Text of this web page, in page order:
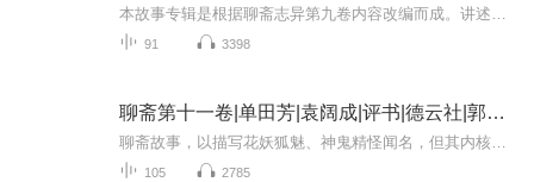
91 3398
聊斋第十一卷|单田芳|袁阔成|评书|德云社|郭德纲
105 2785